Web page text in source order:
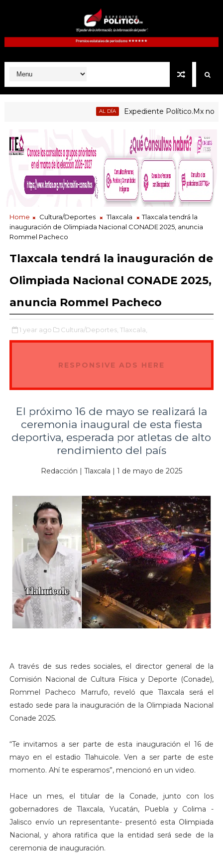
Expediente Político.Mx no 1126
Home Cultura/Deportes Tlaxcala
Tlaxcala tendrá la
inauguración de Olimpiada Nacional CONADE 2025, anuncia
Rommel Pacheco
Tlaxcala tendrá la inauguración de
Olimpiada Nacional CONADE 2025,
anuncia Rommel Pacheco
1 year ago Cultura/Deportes, Tlaxcala,
RESPONSIVE ADS HERE
El próximo 16 de mayo se realizará la
ceremonia inaugural de esta fiesta
deportiva, esperada por atletas de alto
rendimiento del país
Redacción | Tlaxcala | 1 de mayo de 2025
A través de sus redes sociales, el director general de la
Comisión Nacional de Cultura Física y Deporte (Conade),
Rommel Pacheco Marrufo, reveló que Tlaxcala será el
estado sede para la inauguración de la Olimpiada Nacional
Conade 2025.
“Te invitamos a ser parte de esta inauguración el 16 de
mayo en el estadio Tlahuicole. Ven a ser parte de este
momento. Ahí te esperamos”, mencionó en un video.
Hace un mes, el titular de la Conade, junto con los
gobernadores de Tlaxcala, Yucatán, Puebla y Colima -
Jalisco envío un representante- presentó esta Olimpiada
Nacional, y ahora ratifica que la entidad será sede de la
ceremonia de inauguración.